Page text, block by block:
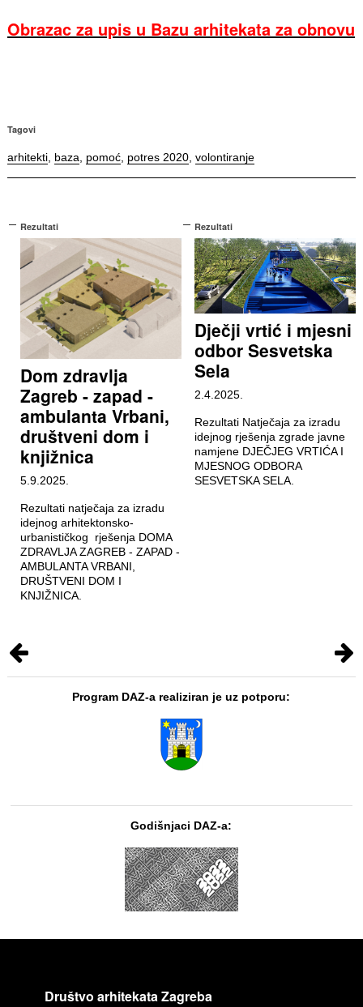
Obrazac za upis u Bazu arhitekata za obnovu
Tagovi
arhitekti, baza pomoć, potres 2020, volontiranje
Rezultati
Dom zdravlja
Zagreb - zapad -
ambulanta Vrbani,
društveni dom i
knjižnica
5.9.2025.
Rezultati natječaja za izradu
idejnog arhitektonsko-
urbanističkog rješenja DOMA
ZDRAVLJA ZAGREB - ZAPAD -
AMBULANTA VRBANI,
DRUŠTVENI DOM I
KNJIŽNICA.
Rezultati
Dječji vrtić i mjesni
odbor Sesvetska
Sela
2.4.2025.
Rezultati Natječaja za izradu
idejnog rješenja zgrade javne
namjene DJEČJEG VRTIĆA I
MJESNOG ODBORA
SESVETSKA SELA.
Program DAZ-a realiziran je uz potporu:
Godišnjaci DAZ-a:
Društvo arhitekata Zagreba